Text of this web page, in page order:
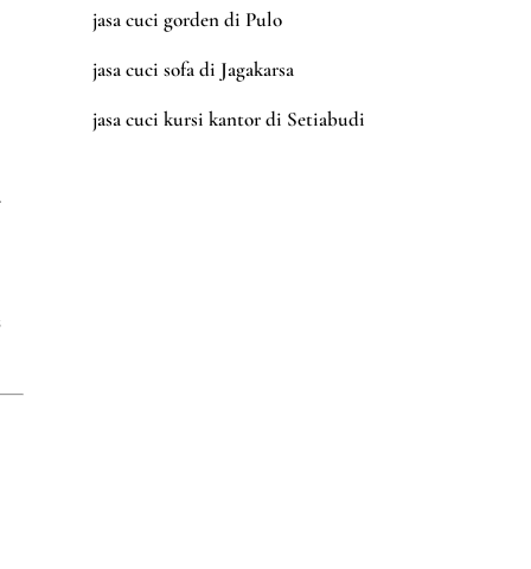
jasa cuci gorden di Pulo
jasa cuci sofa di Jagakarsa
jasa cuci kursi kantor di Setiabudi